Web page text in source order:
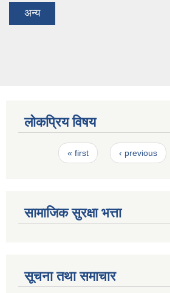
अन्य
लोकप्रिय विषय
Pages« first ‹ previous
सामाजिक सुरक्षा भत्ता
सूचना तथा समाचार